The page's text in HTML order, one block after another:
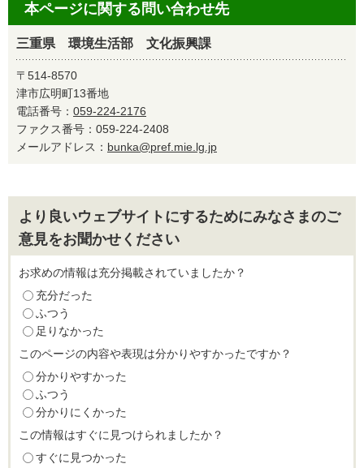
本ページに関する問い合わせ先
三重県 環境生活部 文化振興課
〒514-8570
津市広明町13番地
電話番号： 059-224-2176
ファクス番号：059-224-2408
メールアドレス： bunka@pref.mie.lg.jp
より良いウェブサイトにするためにみなさまのご
意見をお聞かせください
お求めの情報は充分掲載されていましたか？
充分だった
ふつう
足りなかった
このページの内容や表現は分かりやすかったですか？
分かりやすかった
ふつう
分かりにくかった
この情報はすぐに見つけられましたか？
すぐに見つかった